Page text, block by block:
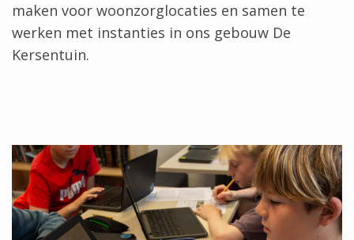
maken voor woonzorglocaties en samen te
werken met instanties in ons gebouw De
Kersentuin.